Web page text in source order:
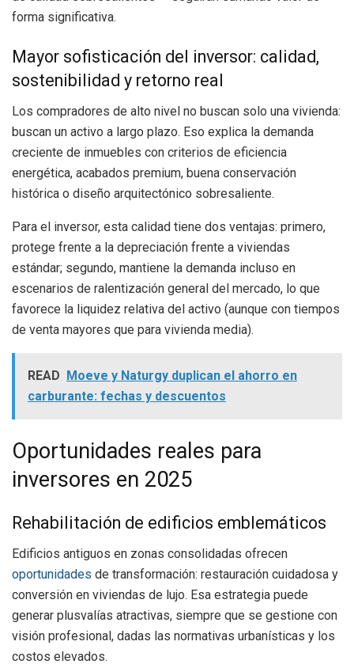
forma significativa.
Mayor sofisticación del inversor: calidad,
sostenibilidad y retorno real
Los compradores de alto nivel no buscan solo una vivienda:
buscan un activo a largo plazo. Eso explica la demanda
creciente de inmuebles con criterios de eficiencia
energética, acabados premium, buena conservación
histórica o diseño arquitectónico sobresaliente.
Para el inversor, esta calidad tiene dos ventajas: primero,
protege frente a la depreciación frente a viviendas
estándar; segundo, mantiene la demanda incluso en
escenarios de ralentización general del mercado, lo que
favorece la liquidez relativa del activo (aunque con tiempos
de venta mayores que para vivienda media).
READ Moeve y Naturgy duplican el ahorro en
carburante: fechas y descuentos
Oportunidades reales para
inversores en 2025
Rehabilitación de edificios emblemáticos
Edificios antiguos en zonas consolidadas ofrecen
oportunidades de transformación: restauración cuidadosa y
conversión en viviendas de lujo. Esa estrategia puede
generar plusvalías atractivas, siempre que se gestione con
visión profesional, dadas las normativas urbanísticas y los
costos elevados.